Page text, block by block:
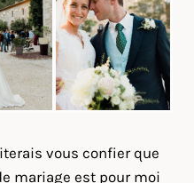
vous confier que
mariage est pour moi